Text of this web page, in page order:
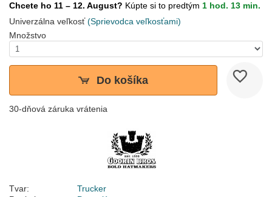
Chcete ho 11 – 12. August? Kúpte si to predtým 1 hod. 13 min.
Univerzálna veľkosť(Sprievodca veľkosťami)
Množstvo
Do košíka
30-dňová záruka vrátenia
Tvar:
Trucker